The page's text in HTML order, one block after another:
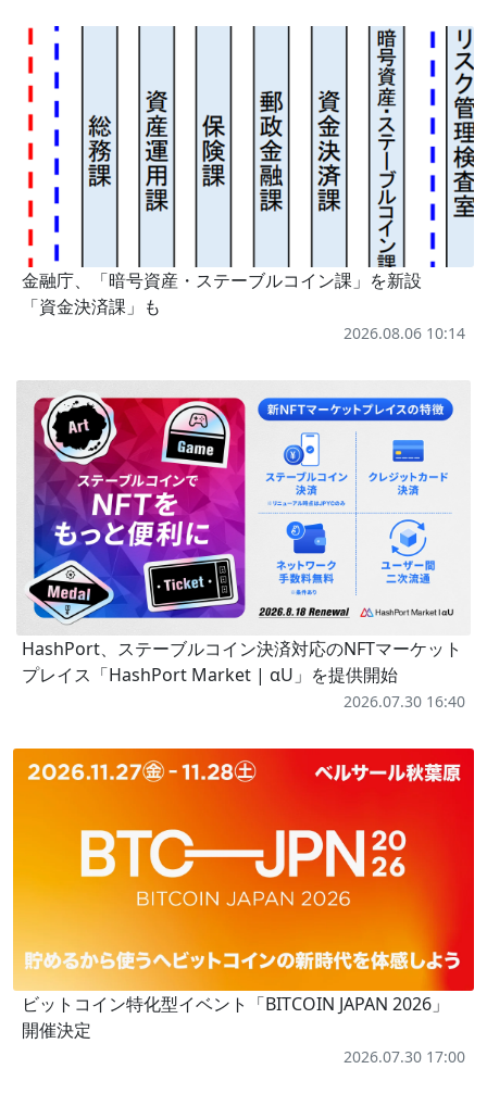
金融庁、「暗号資産・ステーブルコイン課」を新設
「資金決済課」も
2026.08.06 10:14
HashPort、ステーブルコイン決済対応のNFTマーケット
プレイス「HashPort Market | αU」を提供開始
2026.07.30 16:40
ビットコイン特化型イベント「BITCOIN JAPAN 2026」
開催決定
2026.07.30 17:00